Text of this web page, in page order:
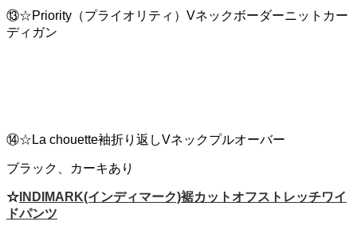
⑬☆Priority（プライオリティ）Vネックボーダーニットカー
ディガン
⑭☆La chouette袖折り返しVネックプルオーバー
ブラック、カーキあり
☆ INDIMARK(インディマーク)裾カットオフストレッチワイ
ドパンツ